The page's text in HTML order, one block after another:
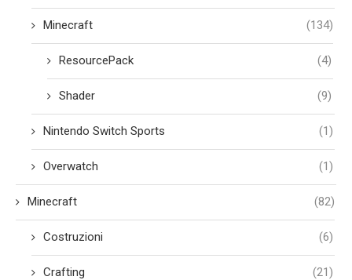
Minecraft (134)
ResourcePack (4)
Shader (9)
Nintendo Switch Sports (1)
Overwatch (1)
Minecraft (82)
Costruzioni (6)
Crafting (21)